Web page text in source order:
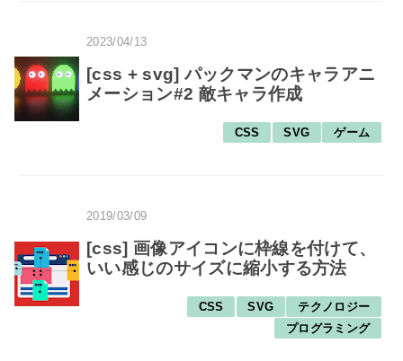
2023/04/13
[css + svg] パックマンのキャラアニ
メーション#2 敵キャラ作成
CSS SVG ゲーム
2019/03/09
[css] 画像アイコンに枠線を付けて、
いい感じのサイズに縮小する方法
CSS SVG
テクノロジー
プログラミング